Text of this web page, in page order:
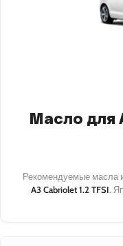
Масло для
Рекомендуемые масла
A3 Cabriolet 1.2 TFSI.